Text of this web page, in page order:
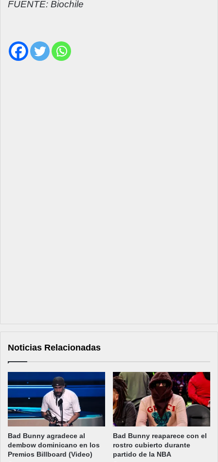
FUENTE: Biochile
Noticias Relacionadas
Bad Bunny agradece al
dembow dominicano en los
Premios Billboard (Video)
Bad Bunny reaparece con el
rostro cubierto durante
partido de la NBA